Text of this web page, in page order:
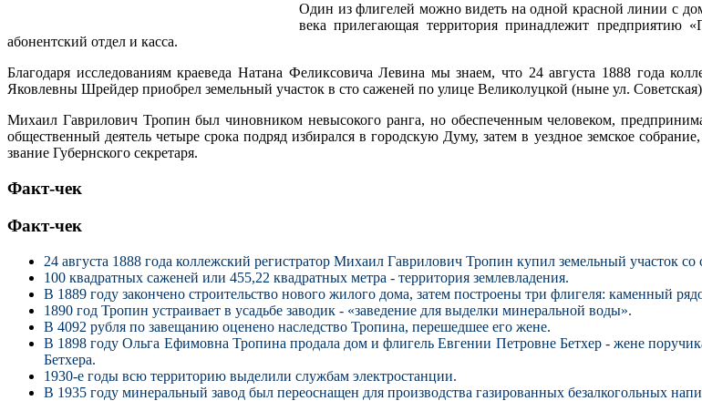
Один из флигелей можно видеть на одной красной линии с
века прилегающая территория принадлежит предприятию
абонентский отдел и касса.
Благодаря исследованиям краеведа Натана Феликсовича Левина мы знаем, что 24 августа 1888 года
Яковлевны Шрейдер приобрел земельный участок в сто саженей по улице Великолуцкой (ныне ул.
Михаил Гаврилович Тропин был чиновником невысокого ранга, но обеспеченным человеком,
общественный деятель четыре срока подряд избирался в городскую Думу, затем в уездное земское
звание Губернского секретаря.
Факт-чек
Факт-чек
24 августа 1888 года коллежский регистратор Михаил Гаврилович Тропин купил земельный участок
100 квадратных саженей или 455,22 квадратных метра - территория землевладения.
В 1889 году закончено строительство нового жилого дома, затем построены три флигеля: каменный
1890 год Тропин устраивает в усадьбе заводик - «заведение для выделки минеральной воды».
В 4092 рубля по завещанию оценено наследство Тропина, перешедшее его жене.
В 1898 году Ольга Ефимовна Тропина продала дом и флигель Евгении Петровне Бетхер - жене
Бетхера.
1930-е годы всю территорию выделили службам электростанции.
В 1935 году минеральный завод был переоснащен для производства газированных безалкогольных